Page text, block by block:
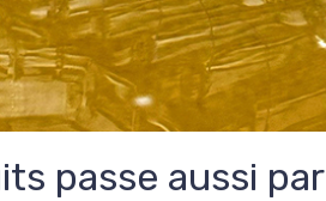
passe aussi